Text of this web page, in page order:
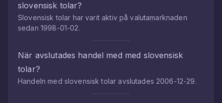
slovensisk tolar?
Slovensisk tolar har varit aktiv på valutamarknaden
sedan 1998-01-02.
När avslutades handel med med slovensisk
tolar?
Handeln med slovensisk tolar avslutades 2006-12-29.